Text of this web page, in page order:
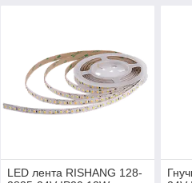
LED лента RISHANG 128-